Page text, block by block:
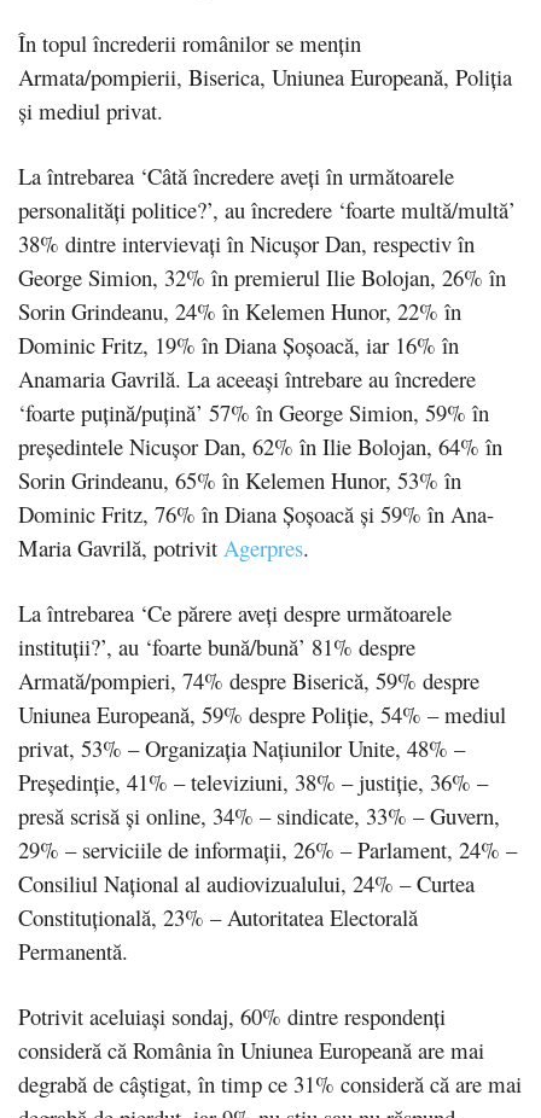
În topul încrederii românilor se mențin
Armata/pompierii, Biserica, Uniunea Europeană, Poliția
și mediul privat.
La întrebarea ‘Câtă încredere aveți în următoarele
personalități politice?’, au încredere ‘foarte multă/multă’
38% dintre intervievați în Nicușor Dan, respectiv în
George Simion, 32% în premierul Ilie Bolojan, 26% în
Sorin Grindeanu, 24% în Kelemen Hunor, 22% în
Dominic Fritz, 19% în Diana Șoșoacă, iar 16% în
Anamaria Gavrilă. La aceeași întrebare au încredere
‘foarte puțină/puțină’ 57% în George Simion, 59% în
președintele Nicușor Dan, 62% în Ilie Bolojan, 64% în
Sorin Grindeanu, 65% în Kelemen Hunor, 53% în
Dominic Fritz, 76% în Diana Șoșoacă și 59% în Ana-
Maria Gavrilă, potrivit Agerpres.
La întrebarea ‘Ce părere aveți despre următoarele
instituții?’, au ‘foarte bună/bună’ 81% despre
Armată/pompieri, 74% despre Biserică, 59% despre
Uniunea Europeană, 59% despre Poliție, 54% – mediul
privat, 53% – Organizația Națiunilor Unite, 48% –
Președinție, 41% – televiziuni, 38% – justiție, 36% –
presă scrisă și online, 34% – sindicate, 33% – Guvern,
29% – serviciile de informații, 26% – Parlament, 24% –
Consiliul Național al audiovizualului, 24% – Curtea
Constituțională, 23% – Autoritatea Electorală
Permanentă.
Potrivit aceluiași sondaj, 60% dintre respondenți
consideră că România în Uniunea Europeană are mai
degrabă de câștigat, în timp ce 31% consideră că are mai